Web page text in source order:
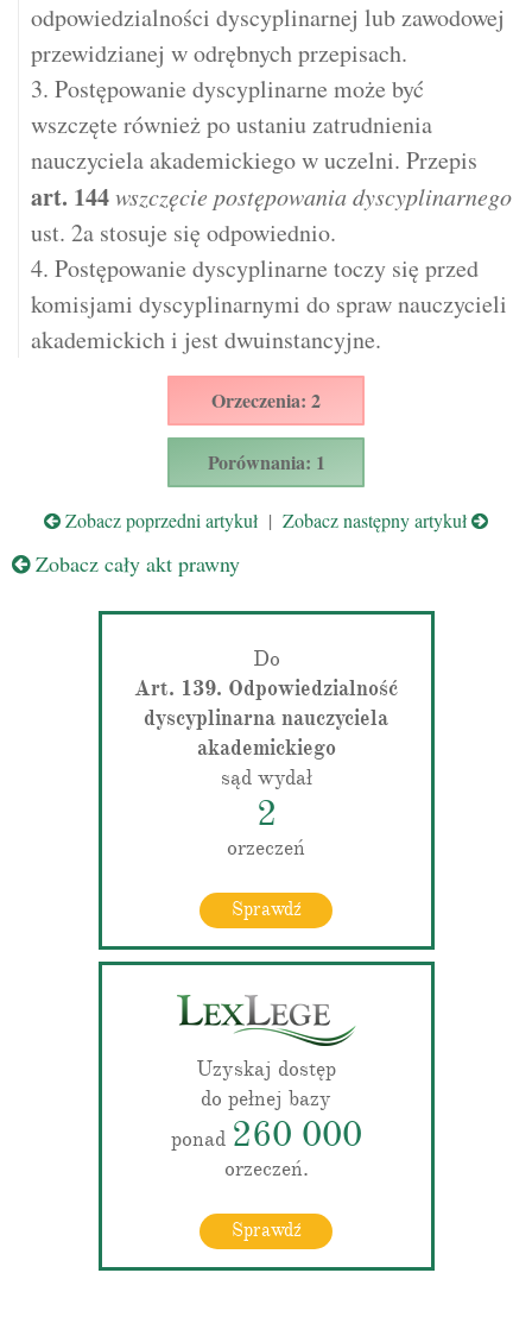
odpowiedzialności dyscyplinarnej lub zawodowej
przewidzianej w odrębnych przepisach.
3. Postępowanie dyscyplinarne może być
wszczęte również po ustaniu zatrudnienia
nauczyciela akademickiego w uczelni. Przepis
art. 144wszczęcie postępowania dyscyplinarnego
ust. 2a stosuje się odpowiednio.
4. Postępowanie dyscyplinarne toczy się przed
komisjami dyscyplinarnymi do spraw nauczycieli
akademickich i jest dwuinstancyjne.
Orzeczenia: 2
Porównania: 1
Zobacz poprzedni artykuł | Zobacz następny artykuł
Zobacz cały akt prawny
Do
Art. 139. Odpowiedzialność
dyscyplinarna nauczyciela
akademickiego
sąd wydał
2
orzeczeń
Sprawdź
Uzyskaj dostęp
do pełnej bazy
ponad 260 000
orzeczeń.
Sprawdź